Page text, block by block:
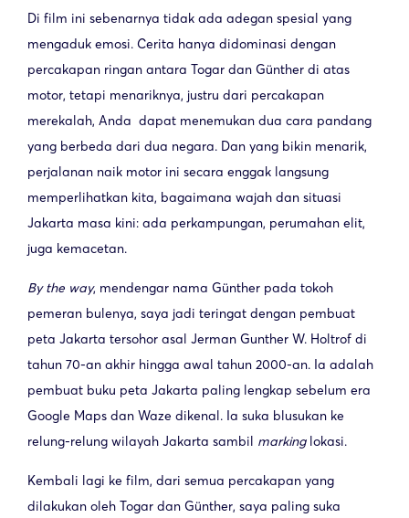
Di film ini sebenarnya tidak ada adegan spesial yang
mengaduk emosi. Cerita hanya didominasi dengan
percakapan ringan antara Togar dan Günther di atas
motor, tetapi menariknya, justru dari percakapan
merekalah, Anda dapat menemukan dua cara pandang
yang berbeda dari dua negara. Dan yang bikin menarik,
perjalanan naik motor ini secara enggak langsung
memperlihatkan kita, bagaimana wajah dan situasi
Jakarta masa kini: ada perkampungan, perumahan elit,
juga kemacetan.
By the way, mendengar nama Günther pada tokoh
pemeran bulenya, saya jadi teringat dengan pembuat
peta Jakarta tersohor asal Jerman Gunther W. Holtrof di
tahun 70-an akhir hingga awal tahun 2000-an. Ia adalah
pembuat buku peta Jakarta paling lengkap sebelum era
Google Maps dan Waze dikenal. Ia suka blusukan ke
relung-relung wilayah Jakarta sambil markinglokasi.
Kembali lagi ke film, dari semua percakapan yang
dilakukan oleh Togar dan Günther, saya paling suka